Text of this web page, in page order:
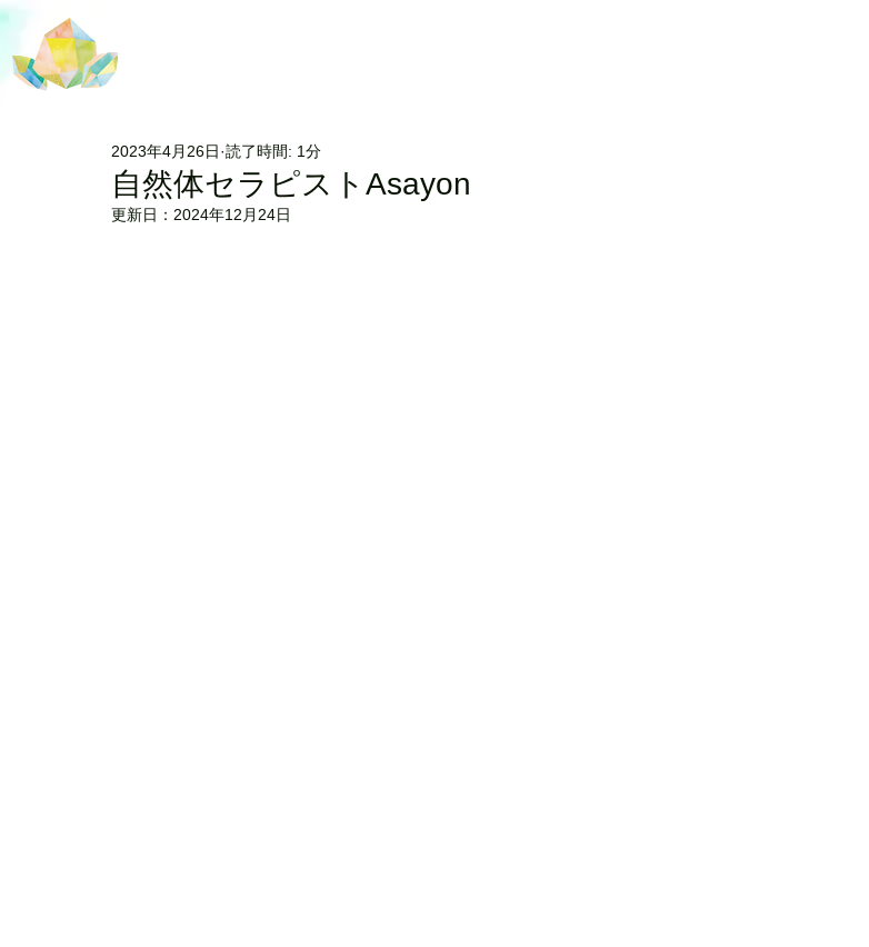
自然体セラピストAsayon
2023年4月26日 読了時間: 1分
更新日： 2024年12月24日